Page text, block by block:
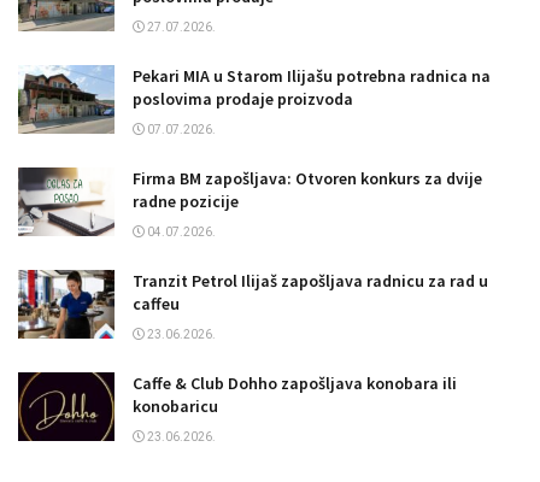
27.07.2026.
Pekari MIA u Starom Ilijašu potrebna radnica na
poslovima prodaje proizvoda
07.07.2026.
Firma BM zapošljava: Otvoren konkurs za dvije
radne pozicije
04.07.2026.
Tranzit Petrol Ilijaš zapošljava radnicu za rad u
caffeu
23.06.2026.
Caffe & Club Dohho zapošljava konobara ili
konobaricu
23.06.2026.